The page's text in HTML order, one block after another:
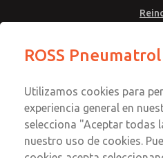
ROSS
Utilizamos cookies para
experiencia general en
selecciona "Aceptar todas
nuestro uso de cookies.